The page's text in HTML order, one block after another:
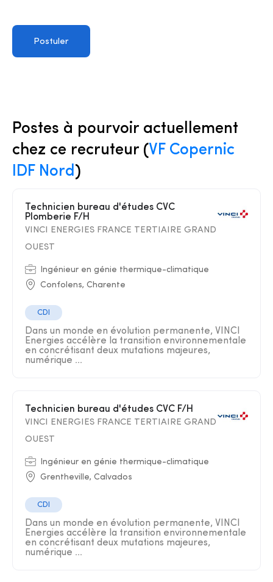
Postuler
Postes à pourvoir actuellement
chez ce recruteur (VF Copernic
IDF Nord)
Plomberie F/H
VINCI ENERGIES FRANCE TERTIAIRE GRAND
OUEST
Ingénieur en génie thermique-climatique
Confolens, Charente
CDI
Dans un monde en évolution permanente, VINCI
Energies accélère la transition environnementale
en concrétisant deux mutations majeures,
numérique ...
Technicien bureau d'études CVC F/H
VINCI ENERGIES FRANCE TERTIAIRE GRAND
OUEST
Ingénieur en génie thermique-climatique
Grentheville, Calvados
CDI
Dans un monde en évolution permanente, VINCI
Energies accélère la transition environnementale
en concrétisant deux mutations majeures,
numérique ...